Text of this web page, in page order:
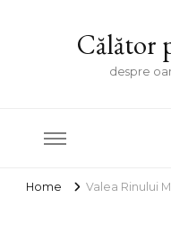
Călător
despre
Home Valea Rinului